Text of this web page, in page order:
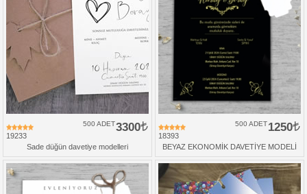
19233
3300
500 ADET
Sade düğün davetiye modelleri
18393
1250
500 ADET
BEYAZ EKONOMİK DAVETİYE MODELİ